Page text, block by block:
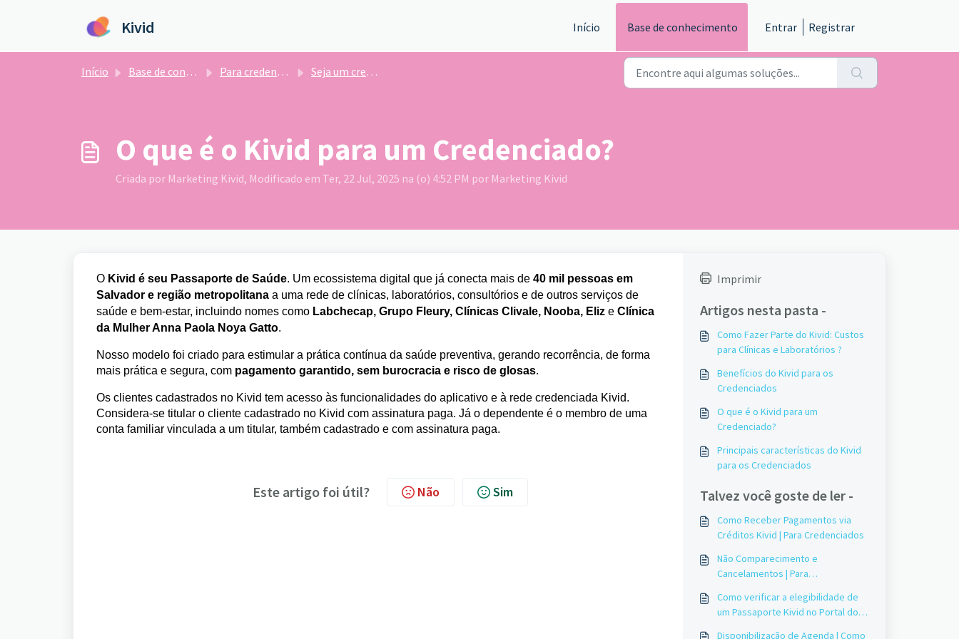
Kivid Início Base de conhecimento Entrar Registrar
Início Base de conhecimento Para credenciados Seja um credenciado Kivid
O que é o Kivid para um Credenciado?
Criada por Marketing Kivid, Modificado em Ter, 22 Jul, 2025 na (o) 4:52 PM por Marketing Kivid
O Kivid é seu Passaporte de Saúde. Um ecossistema digital que já conecta mais de 40 mil pessoas em
Salvador e região metropolitana a uma rede de clínicas, laboratórios, consultórios e de outros serviços de
saúde e bem-estar, incluindo nomes como Labchecap, Grupo Fleury, Clínicas Clivale, Nooba, Eliz e Clínica
da Mulher Anna Paola Noya Gatto.
Nosso modelo foi criado para estimular a prática contínua da saúde preventiva, gerando recorrência, de forma
mais prática e segura, com pagamento garantido, sem burocracia e risco de glosas.
Os clientes cadastrados no Kivid tem acesso às funcionalidades do aplicativo e à rede credenciada Kivid.
Considera-se titular o cliente cadastrado no Kivid com assinatura paga. Já o dependente é o membro de uma
conta familiar vinculada a um titular, também cadastrado e com assinatura paga.
Este artigo foi útil? Não Sim
Imprimir
Artigos nesta pasta -
Como Fazer Parte do Kivid: Custos
para Clínicas e Laboratórios ?
Benefícios do Kivid para os
Credenciados
O que é o Kivid para um
Credenciado?
Principais características do Kivid
para os Credenciados
Talvez você goste de ler -
Como Receber Pagamentos via
Créditos Kivid | Para Credenciados
Não Comparecimento e
Cancelamentos | Para
Como verificar a elegibilidade de
um Passaporte Kivid no Portal dos
Disponibilização de Agenda | Como